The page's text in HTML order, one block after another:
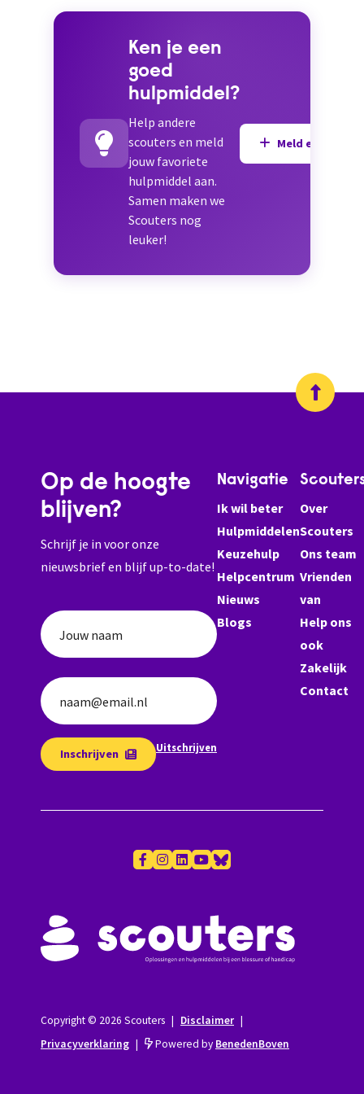
Ken je een
goed
hulpmiddel?
Help andere
scouters en meld
jouw favoriete
hulpmiddel aan.
Samen maken we
Scouters nog
leuker!
Meld een
Op de hoogte
blijven?
Schrijf je in voor onze
nieuwsbrief en blijf up-to-date!
Jouw naam
naam@email.nl
Inschrijven Uitschrijven
Navigatie
Ik wil beter
Hulpmiddelen
Keuzehulp
Helpcentrum
Nieuws
Blogs
Over
Scouters
Ons team
Vrienden
van
Help ons
ook
Zakelijk
Contact
Copyright © 2026 Scouters | Disclaimer |
Privacyverklaring | Powered by BenedenBoven